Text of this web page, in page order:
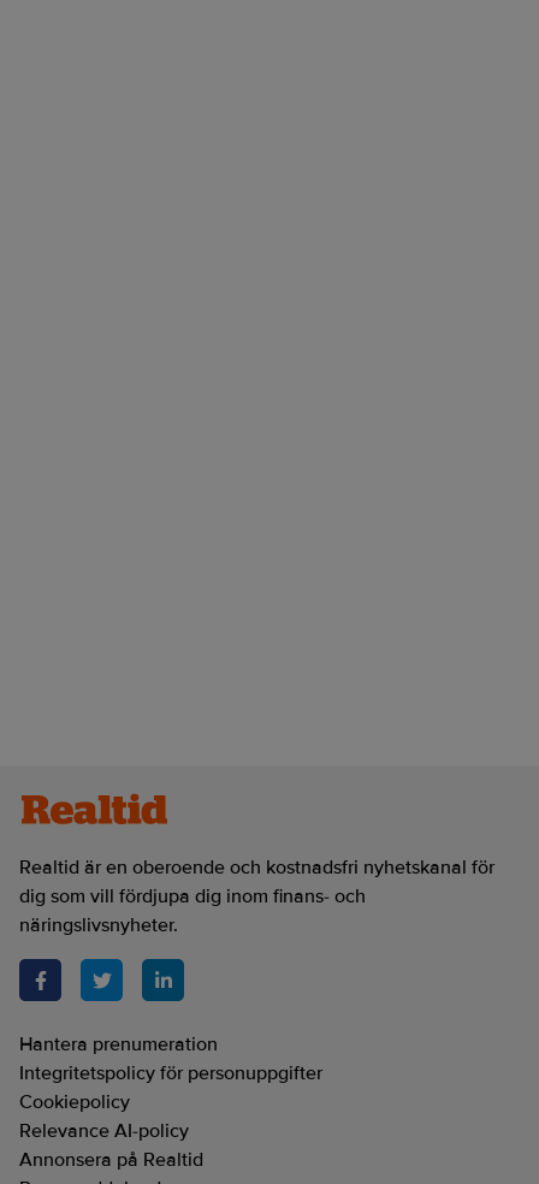
Realtid är en oberoende och kostnadsfri nyhetskanal för
dig som vill fördjupa dig inom finans- och
näringslivsnyheter.
Hantera prenumeration
Integritetspolicy för personuppgifter
Cookiepolicy
Relevance AI-policy
Annonsera på Realtid